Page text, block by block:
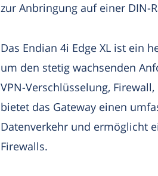
zur Anbringung auf einer DIN-
Das Endian 4i Edge XL ist ein
um den stetig wachsenden
VPN-Verschlüsselung,
bietet das Gateway einen
Datenverkehr und ermöglicht
Firewalls.